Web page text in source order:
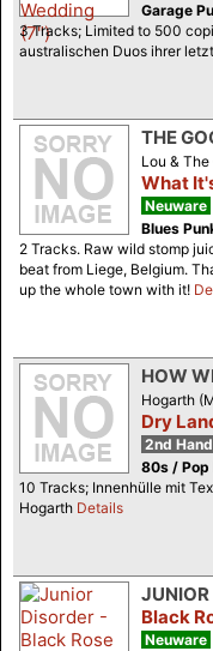
Garage
3 Tracks; Limited to 500
australischen Duos ihrer
THE
Lou &
What
Neuware
Blues
2 Tracks. Raw wild stomp
beat from Liege, Belgium.
up the whole town with it!
HOW
Hogarth
Dry
2nd
80s / Pop
10 Tracks; Innenhülle mit
Hogarth Details
JUNIOR
Black
Neuware